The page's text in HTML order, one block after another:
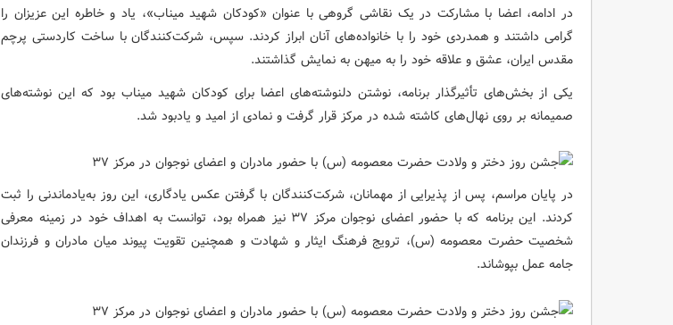
در ادامه، اعضا با مشارکت در یک نقاشی گروهی با عنوان «کودکان شهید میناب»، یاد و خاطره این عزیزان را
گرامی داشتند و همدردی خود را با خانواده‌های آنان ابراز کردند. سپس، شرکت‌کنندگان با ساخت کاردستی پرچم
مقدس ایران، عشق و علاقه خود را به میهن به نمایش گذاشتند.
یکی از بخش‌های تأثیرگذار برنامه، نوشتن دلنوشته‌های اعضا برای کودکان شهید میناب بود که این نوشته‌های
صمیمانه بر روی نهال‌های کاشته شده در مرکز قرار گرفت و نمادی از امید و یادبود شد.
در پایان مراسم، پس از پذیرایی از مهمانان، شرکت‌کنندگان با گرفتن عکس یادگاری، این روز به‌یادماندنی را ثبت
کردند. این برنامه که با حضور اعضای نوجوان مرکز ۳۷ نیز همراه بود، توانست به اهداف خود در زمینه معرفی
شخصیت حضرت معصومه (س)، ترویج فرهنگ ایثار و شهادت و همچنین تقویت پیوند میان مادران و فرزندان
جامه عمل بپوشاند.